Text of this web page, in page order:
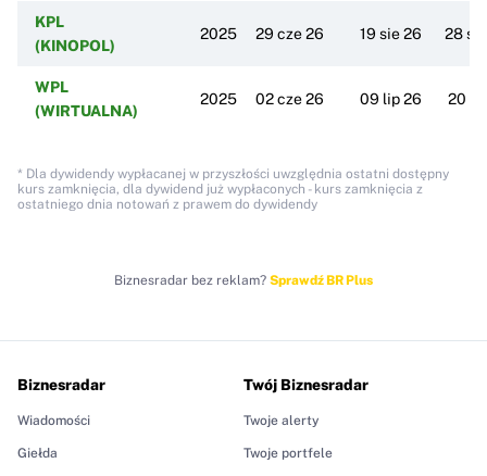
KPL
(KINOPOL)
2025 29 cze 26 19 sie 26 28
WPL
(WIRTUALNA)
2025 02 cze 26 09 lip 26 20
* Dla dywidendy wypłacanej w przyszłości uwzględnia ostatni dostępny
kurs zamknięcia, dla dywidend już wypłaconych - kurs zamknięcia z
ostatniego dnia notowań z prawem do dywidendy
Biznesradar bez reklam? Sprawdź BR Plus
Biznesradar
Wiadomości
Giełda
Twój Biznesradar
Twoje alerty
Twoje portfele